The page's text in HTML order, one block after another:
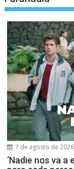
7 de agosto de 2026
‘Nadie nos va